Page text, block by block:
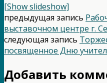
[Show slideshow]
предыдущая запись
выставочном центре г.
следующая запись
посвященное Дню
Добавить